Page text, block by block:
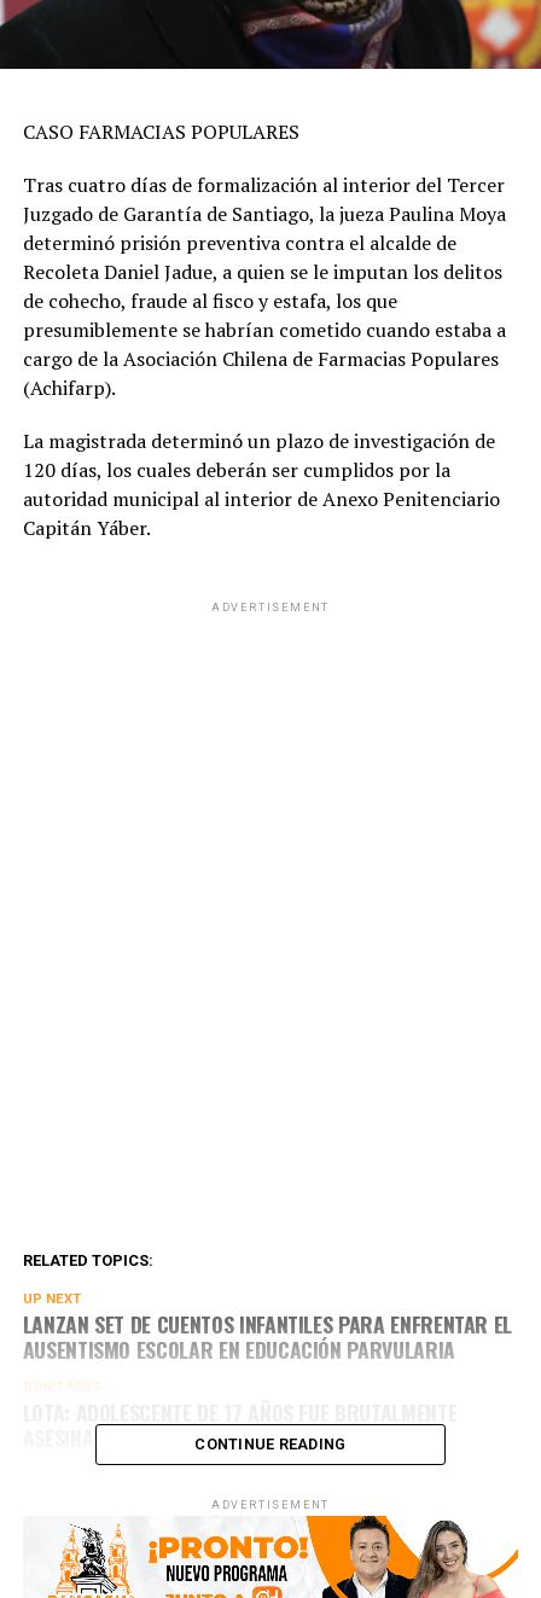
CASO FARMACIAS POPULARES
Tras cuatro días de formalización al interior del Tercer
Juzgado de Garantía de Santiago, la jueza Paulina Moya
determinó prisión preventiva contra el alcalde de
Recoleta Daniel Jadue, a quien se le imputan los delitos
de cohecho, fraude al fisco y estafa, los que
presumiblemente se habrían cometido cuando estaba a
cargo de la Asociación Chilena de Farmacias Populares
(Achifarp).
La magistrada determinó un plazo de investigación de
120 días, los cuales deberán ser cumplidos por la
autoridad municipal al interior de Anexo Penitenciario
Capitán Yáber.
ADVERTISEMENT
RELATED TOPICS:
UP NEXT
LANZAN SET DE CUENTOS INFANTILES PARA ENFRENTAR EL
AUSENTISMO ESCOLAR EN EDUCACIÓN PARVULARIA
DON'T MISS
ASESINADO CON 22 DISPAROS
CONTINUE READING
ADVERTISEMENT